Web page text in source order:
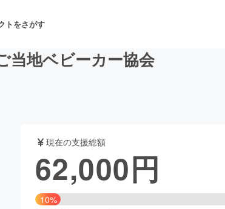
トをさがす
パフォーマンス
・飲食店 ファッション
当地ベビーカー協会
現在の支援総額
62,000円
10%